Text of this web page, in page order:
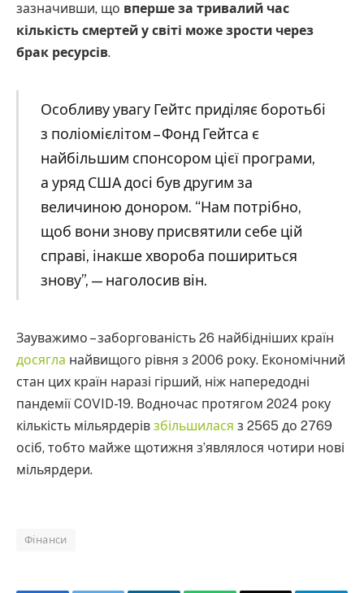
зазначивши, що вперше за тривалий час
кількість смертей у світі може зрости через
брак ресурсів.
Особливу увагу Гейтс приділяє боротьбі
з поліомієлітом – Фонд Гейтса є
найбільшим спонсором цієї програми,
а уряд США досі був другим за
величиною донором. “Нам потрібно,
щоб вони знову присвятили себе цій
справі, інакше хвороба пошириться
знову”, — наголосив він.
Зауважимо – заборгованість 26 найбідніших країн
досягла найвищого рівня з 2006 року. Економічний
стан цих країн наразі гірший, ніж напередодні
пандемії COVID-19. Водночас протягом 2024 року
кількість мільярдерів збільшилася з 2565 до 2769
осіб, тобто майже щотижня з’являлося чотири нові
мільярдери.
Фінанси